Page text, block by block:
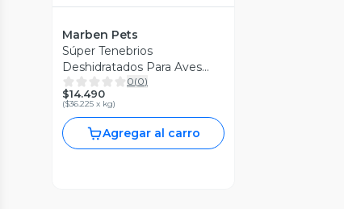
Marben Pets
Súper Tenebrios
Deshidratados Para Aves
Erizos Hámsters 400g
0(0)
$14.490
($36.225 x kg)
Agregar al carro